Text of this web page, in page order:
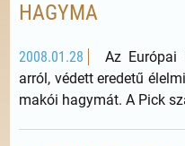
HAGYMA
2008.01.28
Az Európai
arról, védett eredetű
makói hagymát. A Pick